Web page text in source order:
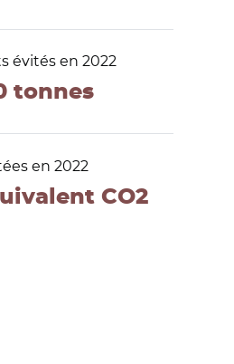
évités en 2022
tonnes
en 2022
CO2